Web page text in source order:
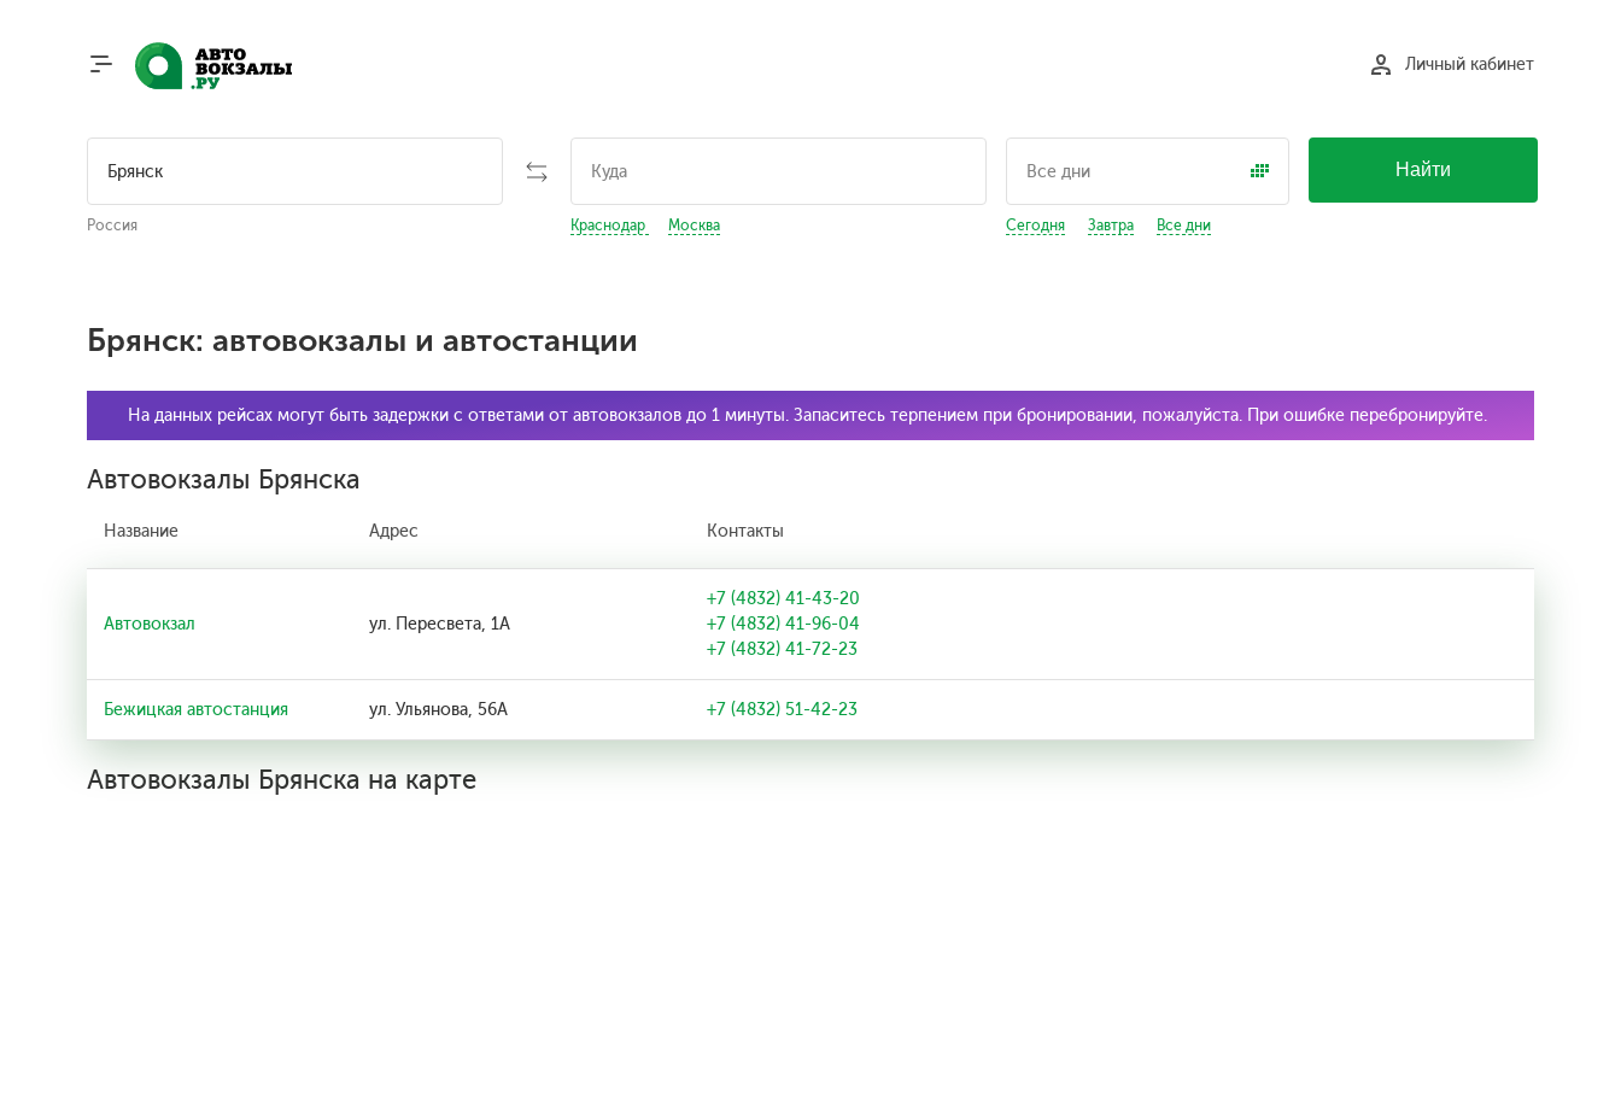
Личный кабинет
Россия Краснодар Москва Сегодня Завтра Все дни
Найти
Брянск: автовокзалы и автостанции
На данных рейсах могут быть задержки с ответами от автовокзалов до 1 минуты. Запаситесь терпением при бронировании, пожалуйста. При ошибке перебронируйте.
Автовокзалы Брянска
Название Адрес Контакты
Автовокзал ул. Пересвета, 1А
+7 (4832) 41-43-20
+7 (4832) 41-96-04
+7 (4832) 41-72-23
Бежицкая автостанция ул. Ульянова, 56А +7 (4832) 51-42-23
Автовокзалы Брянска на карте